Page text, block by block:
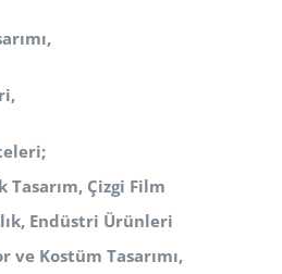
Tasarım, Çizgi Film
Endüstri Ürünleri
ve Kostüm Tasarımı,